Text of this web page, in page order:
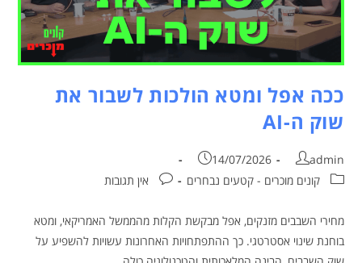
ככה אפל ומטא הולכות לשבור את
שוק ה-AI
admin
14/07/2026
קונים מוכרים - קטעים נבחרים
אין תגובות
מחירי השבבים מזנקים, אפל מבקשת הקלות מהממשל האמריקאי, ומטא
בוחנת שינוי אסטרטגי. כך ההתפתחויות האחרונות עשויות להשפיע על